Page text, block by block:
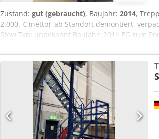
Zustand: gut (gebraucht), Baujahr: 2014,
2.000.-€ (netto), ab Standort demontiert,
Stow Typ: unbekannt Baujahr: 2014 EG zum
werden Breite ca. 1,25m Mit Zwischenebene
Zustand: gut Verfügbar: ab ca. Q4 / 2026